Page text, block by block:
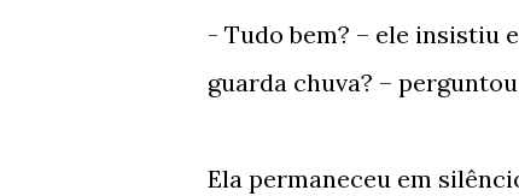
- Tudo bem? – ele insistiu
guarda chuva? –
Ela permaneceu em